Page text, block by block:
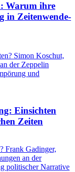
Warum ihre
in Zeitenwende-
Simon Koschut,
der Zeppelin
und
Einsichten
Zeiten
Frank Gadinger,
an der
politischer Narrative